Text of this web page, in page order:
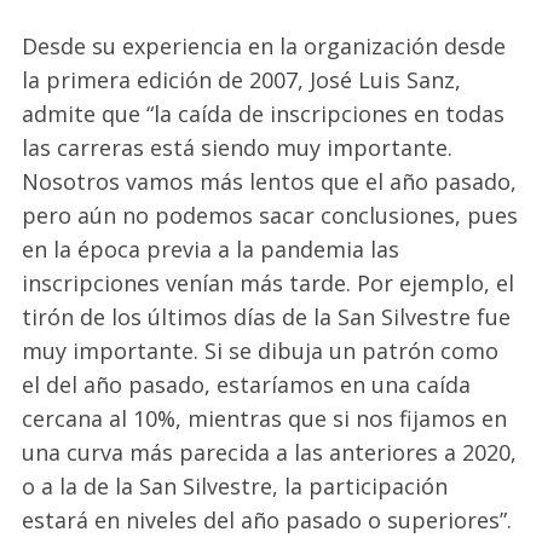
Desde su experiencia en la organización desde
la primera edición de 2007, José Luis Sanz,
admite que“la caída de inscripciones en todas
las carreras está siendo muy importante.
Nosotros vamos más lentos que el año pasado,
pero aún no podemos sacar conclusiones, pues
en la época previa a la pandemia las
inscripciones venían más tarde. Por ejemplo, el
tirón de los últimos días de la San Silvestre fue
muy importante. Si se dibuja un patrón como
el del año pasado, estaríamos en una caída
cercana al 10%, mientras que si nos fijamos en
una curva más parecida a las anteriores a 2020,
o a la de la San Silvestre, la participación
estará en niveles del año pasado o superiores”.